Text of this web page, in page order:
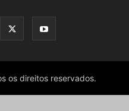
os direitos reservados.